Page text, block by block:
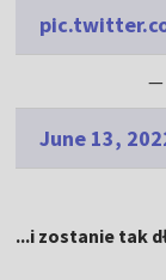
—
June 13,
...i zostanie tak